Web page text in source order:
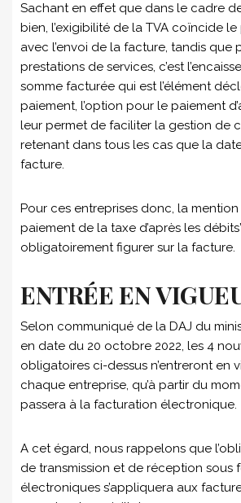
Sachant en effet que dans le cadre
bien, l’exigibilité de la TVA coïncide
avec l’envoi de la facture, tandis que
prestations de services, c’est
somme facturée qui est l’élément
paiement, l’option pour le paiement
leur permet de faciliter la gestion de
retenant dans tous les cas que la
facture.
Pour ces entreprises donc, la
paiement de la taxe d’après les
obligatoirement figurer sur la facture.
ENTRÉE EN
Selon communiqué de la DAJ du
en date du 20 octobre 2022, les 4
obligatoires ci-dessus n’entreront en
chaque entreprise, qu’à partir du
passera à la facturation électronique.
A cet égard, nous rappelons que
de transmission et de réception sous
électroniques s’appliquera aux